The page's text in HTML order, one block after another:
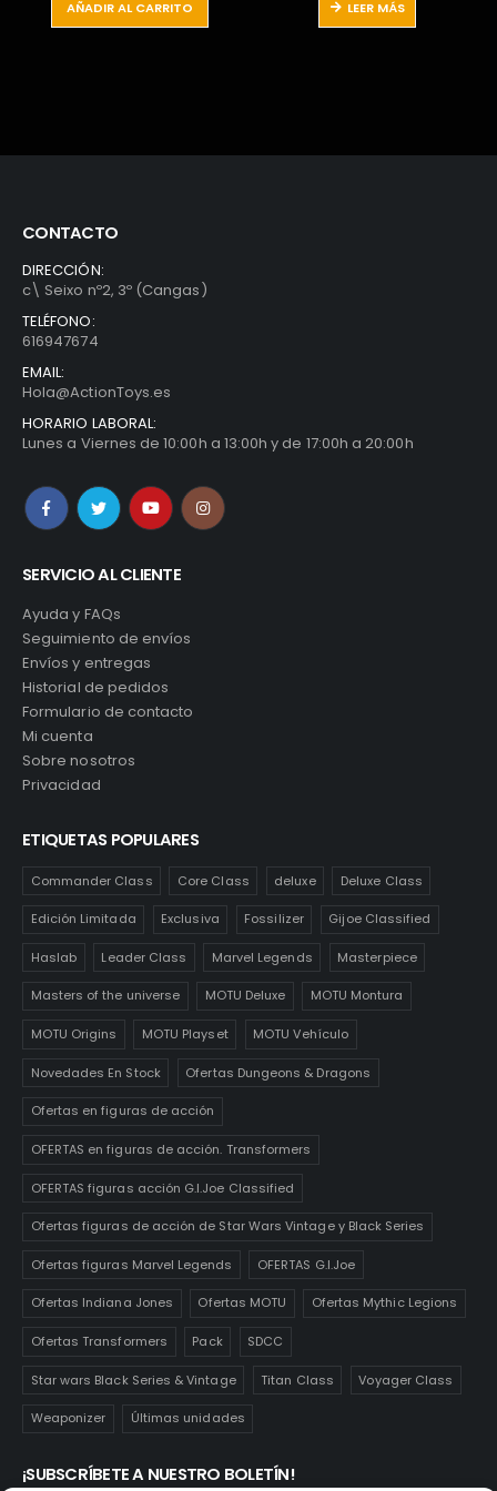
era:
24,99€.
LEER MÁS
24,99€.
LEER MÁS
CONTACTO
DIRECCIÓN:
c\ Seixo nº2, 3º (Cangas)
TELÉFONO:
616947674
EMAIL:
Hola@ActionToys.es
HORARIO LABORAL:
Lunes a Viernes de 10:00h a 13:00h y de 17:00h a 20:00h
SERVICIO AL CLIENTE
Ayuda y FAQs
Seguimiento de envíos
Envíos y entregas
Historial de pedidos
Formulario de contacto
Mi cuenta
Sobre nosotros
Privacidad
ETIQUETAS POPULARES
Commander Class Core Class deluxe Deluxe Class
Edición Limitada Exclusiva Fossilizer Gijoe Classified
Haslab Leader Class Marvel Legends Masterpiece
Masters of the universe MOTU Deluxe MOTU Montura
MOTU Origins MOTU Playset MOTU Vehículo
Novedades En Stock Ofertas Dungeons & Dragons
Ofertas en figuras de acción
OFERTAS en figuras de acción. Transformers
OFERTAS figuras acción G.I.Joe Classified
Ofertas figuras de acción de Star Wars Vintage y Black Series
Ofertas figuras Marvel Legends OFERTAS G.I.Joe
Ofertas Indiana Jones Ofertas MOTU Ofertas Mythic Legions
Ofertas Transformers Pack SDCC
Star wars Black Series & Vintage Titan Class Voyager Class
Weaponizer Últimas unidades
¡SUBSCRÍBETE A NUESTRO BOLETÍN!